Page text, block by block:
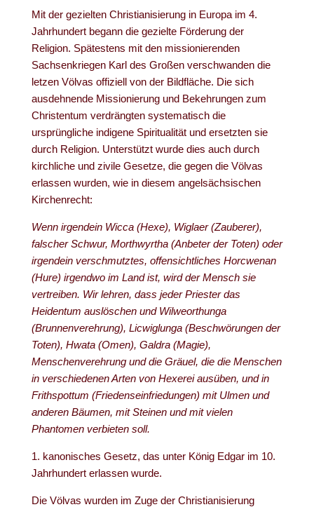
Mit der gezielten Christianisierung in Europa im 4.
Jahrhundert begann die gezielte Förderung der
Religion. Spätestens mit den missionierenden
Sachsenkriegen Karl des Großen verschwanden die
letzen Völvas offiziell von der Bildfläche. Die sich
ausdehnende Missionierung und Bekehrungen zum
Christentum verdrängten systematisch die
ursprüngliche indigene Spiritualität und ersetzten sie
durch Religion. Unterstützt wurde dies auch durch
kirchliche und zivile Gesetze, die gegen die Völvas
erlassen wurden, wie in diesem angelsächsischen
Kirchenrecht:
Wenn irgendein Wicca (Hexe), Wiglaer (Zauberer),
falscher Schwur, Morthwyrtha (Anbeter der Toten) oder
irgendein verschmutztes, offensichtliches Horcwenan
(Hure) irgendwo im Land ist, wird der Mensch sie
vertreiben. Wir lehren, dass jeder Priester das
Heidentum auslöschen und Wilweorthunga
(Brunnenverehrung), Licwiglunga (Beschwörungen der
Toten), Hwata (Omen), Galdra (Magie),
Menschenverehrung und die Gräuel, die die Menschen
in verschiedenen Arten von Hexerei ausüben, und in
Frithspottum (Friedenseinfriedungen) mit Ulmen und
anderen Bäumen, mit Steinen und mit vielen
Phantomen verbieten soll.
1. kanonisches Gesetz, das unter König Edgar im 10.
Jahrhundert erlassen wurde.
Die Völvas wurden im Zuge der Christianisierung